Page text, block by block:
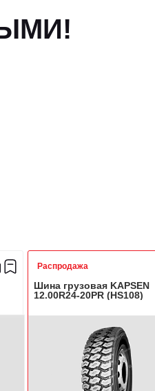
Распродажа
Шина грузовая KAPSEN
12.00R24-20PR (HS108)